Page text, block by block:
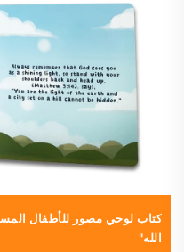
كتاب لوحي مصور للأطفال
الله"